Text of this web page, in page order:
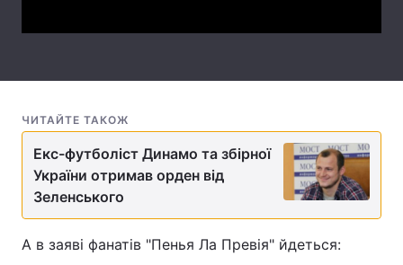
Тема оформлення
ЧИТАЙТЕ ТАКОЖ
Екс-футболіст Динамо та збірної
України отримав орден від
Зеленського
А в заяві фанатів "Пенья Ла Превія" йдеться: